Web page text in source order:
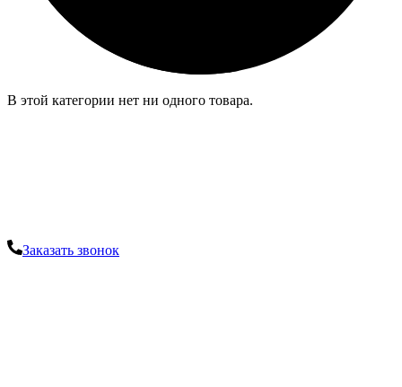
В этой категории нет ни одного товара.
Заказать звонок